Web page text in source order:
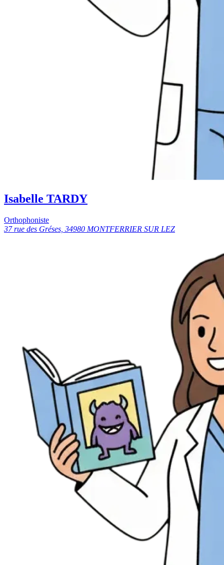
Isabelle TARDY
Orthophoniste
37 rue des Gréses, 34980 MONTFERRIER SUR LEZ